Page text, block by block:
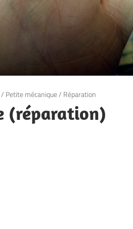
Petite mécanique/ Réparation
(réparation)